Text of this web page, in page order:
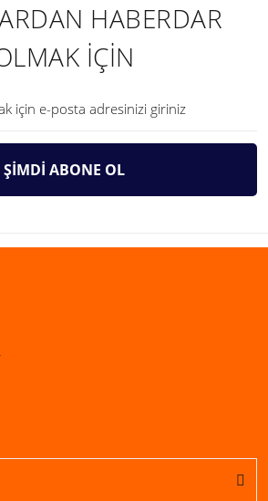
HABERDAR
İÇİN
ŞİMDİ ABONE OL